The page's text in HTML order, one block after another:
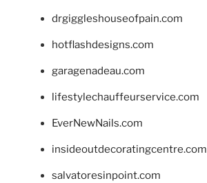
drgiggleshouseofpain.com
hotflashdesigns.com
garagenadeau.com
lifestylechauffeurservice.com
EverNewNails.com
insideoutdecoratingcentre.com
salvatoresinpoint.com